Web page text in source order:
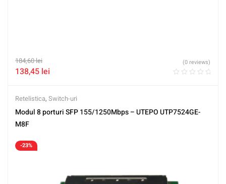
184,60lei
138,45 lei
(0 reviews)
Retelistica, Switch-uri
Modul 8 porturi SFP 155/1250Mbps – UTEPO UTP7524GE-
M8F
-23%